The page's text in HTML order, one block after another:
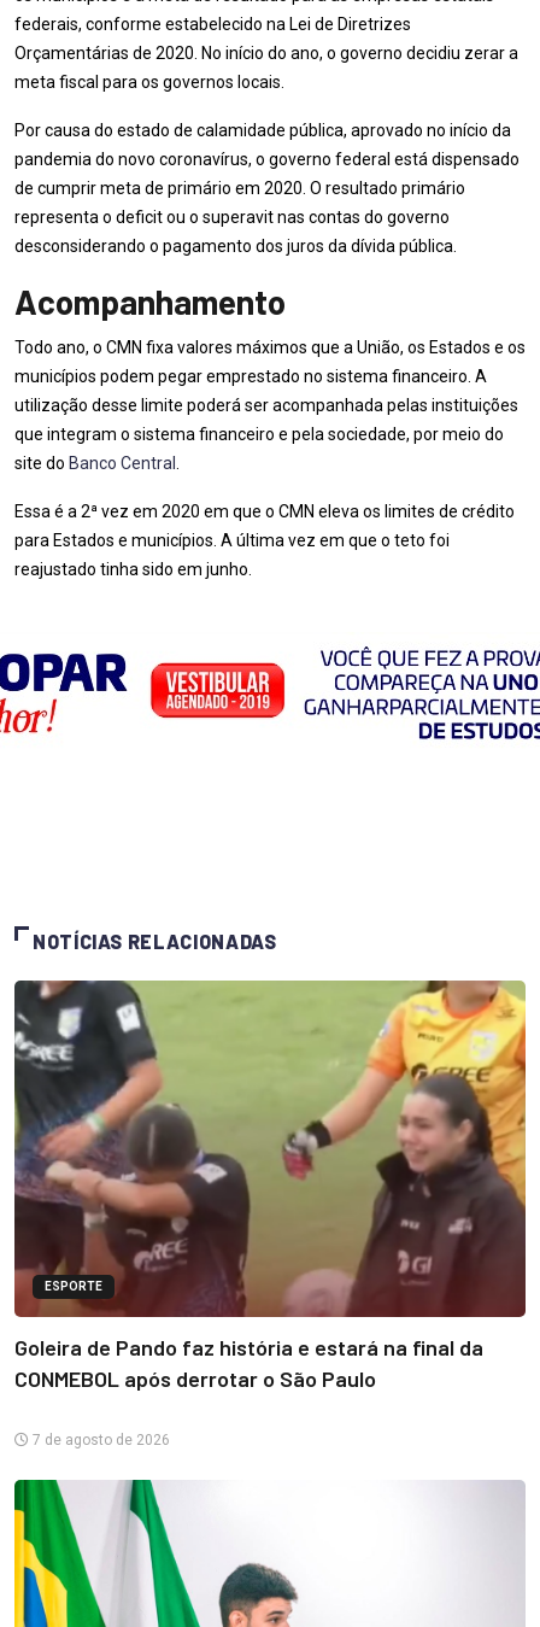
federais, conforme estabelecido na Lei de Diretrizes
Orçamentárias de 2020. No início do ano, o governo decidiu zerar a
meta fiscal para os governos locais.
Por causa do estado de calamidade pública, aprovado no início da
pandemia do novo coronavírus, o governo federal está dispensado
de cumprir meta de primário em 2020. O resultado primário
representa o deficit ou o superavit nas contas do governo
desconsiderando o pagamento dos juros da dívida pública.
Acompanhamento
Todo ano, o CMN fixa valores máximos que a União, os Estados e os
municípios podem pegar emprestado no sistema financeiro. A
utilização desse limite poderá ser acompanhada pelas instituições
que integram o sistema financeiro e pela sociedade, por meio do
site do Banco Central
Essa é a 2ª vez em 2020 em que o CMN eleva os limites de crédito
para Estados e municípios. A última vez em que o teto foi
reajustado tinha sido em junho.
NOTÍCIAS RELACIONADAS
ESPORTE
Goleira de Pando faz história e estará na final da
CONMEBOL após derrotar o São Paulo
7 de agosto de 2026